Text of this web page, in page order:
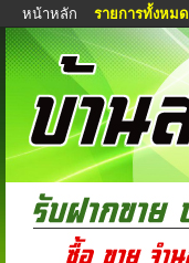
หน้าหลัก รายการทั้งหมด